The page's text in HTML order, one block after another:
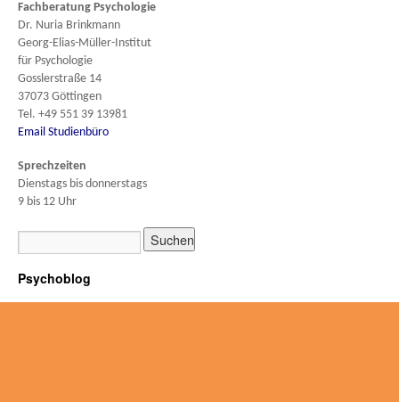
Fachberatung Psychologie
Dr. Nuria Brinkmann
Georg-Elias-Müller-Institut
für Psychologie
Gosslerstraße 14
37073 Göttingen
Tel. +49 551 39 13981
Email Studienbüro
Sprechzeiten
Dienstags bis donnerstags
9 bis 12 Uhr
Psychoblog